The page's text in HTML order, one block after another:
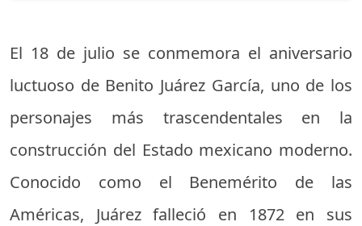
El 18 de julio se conmemora el aniversario
luctuoso de Benito Juárez García, uno de los
personajes más trascendentales en la
construcción del Estado mexicano moderno.
Conocido como el Benemérito de las
Américas, Juárez falleció en 1872 en sus